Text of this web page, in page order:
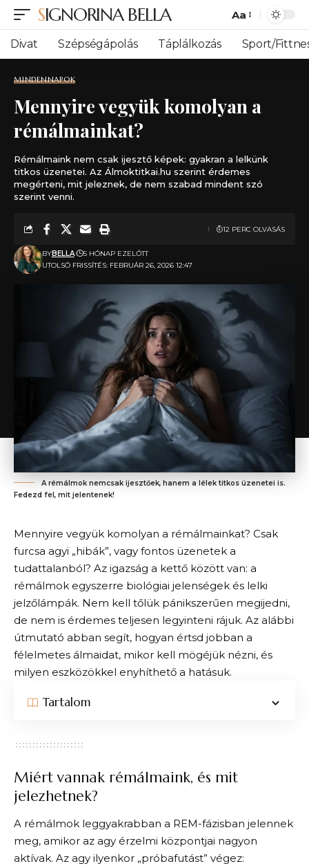
SIGNORINA BELLA
Font
Resizer
Aa
Divat Szépségápolás Táplálkozás Sport/
MINDENNAPOK
Mennyire vegyük komolyan a
rémálmainkat?
Rémálmaink nem csak ijesztő képek: gyakran a lelkünk
titkos üzenetei. Az Álmoktitkai.hu szerint érdemes
megérteni, mit jeleznek, de nem szabad mindent szó
szerint venni.
UTOLSÓ FRISSÍTÉS: FEBRUÁR 26, 2026 12:47
BYBELLA 5 HÓNAP EZELŐTT
12 PERC OLVASÁS
A rémálmok nemcsak ijesztőek, hanem a lélek titkos üzenetei is.
Fedezd fel, mit jelentenek!
Mennyire vegyük komolyan a rémálmainkat? Csak
furcsa agyi „hibák”, vagy fontos üzenetek a
tudattalanból? Az igazság a kettő között van: a
rémálmok egyszerre biológiai jelenségek és lelki
jelzőlámpák. Nem kell tőlük pánikszerűen megijedni,
de nem is érdemes teljesen legyinteni rájuk. Az alábbi
útmutató abban segít, hogyan értsd jobban a
félelmetes álmaidat, mikor kell mögéjük nézni, és
milyen eszközökkel enyhíthető a hatásuk.
Tartalom
Miért vannak rémálmaink, és mit
jelezhetnek?
A rémálmok leggyakrabban a REM-fázisban jelennek
meg, amikor az agy érzelmi központjai nagyon
aktívak. Az agy ilyenkor „próbafutást” végez: